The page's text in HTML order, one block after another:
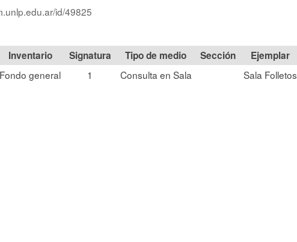
id/49825
Signatura Tipo de medio Sección
Fondo general 1 Consulta en Sala Sala Folletos